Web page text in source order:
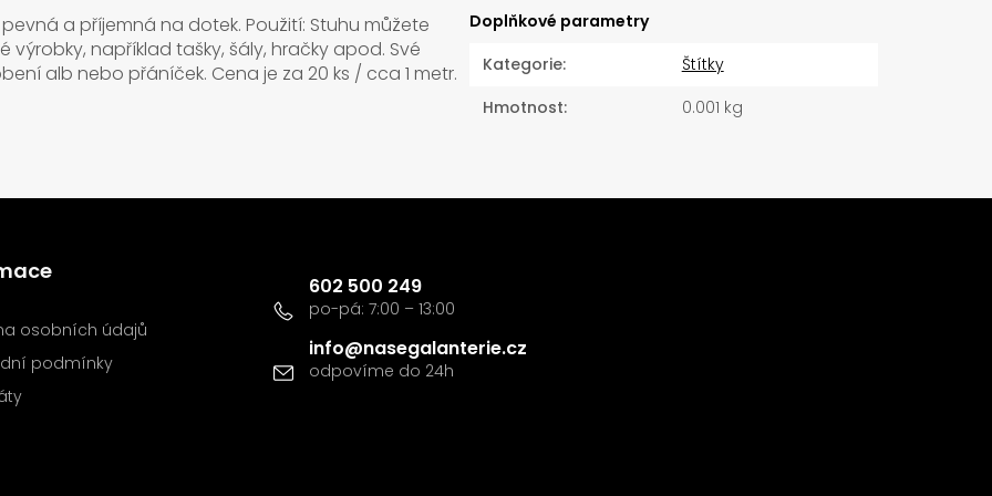
a příjemná na dotek. Použití: Stuhu můžete
například tašky, šály, hračky apod. Své
alb nebo přáníček. Cena je za 20 ks / cca 1 metr.
Doplňkové parametry
Kategorie:
Štítky
Hmotnost: 0.001 kg
osobních údajů
podmínky
info@nasegalanterie.cz
602 500 249